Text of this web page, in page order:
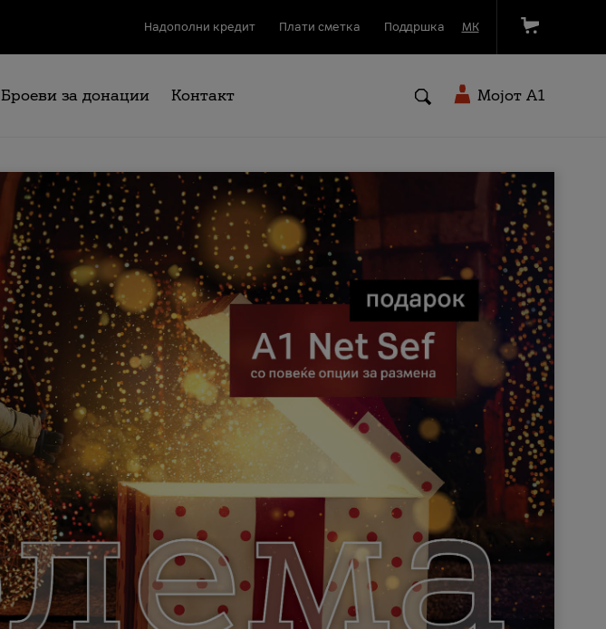
Надополни кредит Плати сметка Поддршка МК
Броеви за донации Контакт Мојот A1